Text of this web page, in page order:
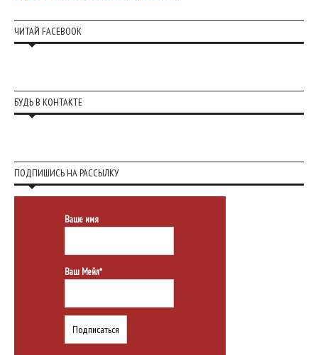
ЧИТАЙ FACEBOOK
БУДЬ В КОНТАКТЕ
ПОДПИШИСЬ НА РАССЫЛКУ
Ваше имя
Ваш Мейл*